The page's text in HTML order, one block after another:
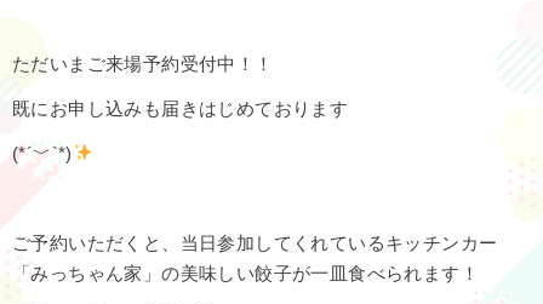
ただいまご来場予約受付中！！
既にお申し込みも届きはじめております
(*´﹀`*)
ご予約いただくと、当日参加してくれているキッチンカー
「みっちゃん家」の美味しい餃子が一皿食べられます！